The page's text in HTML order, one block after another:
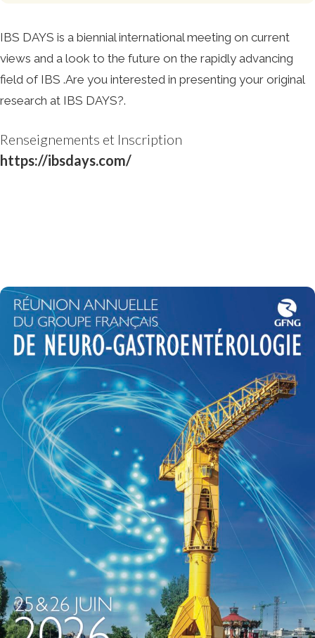
IBS DAYS is a biennial international meeting on current
views and a look to the future on the rapidly advancing
field of IBS .Are you interested in presenting your original
research at IBS DAYS?.
Renseignements et Inscription
https://ibsdays.com/